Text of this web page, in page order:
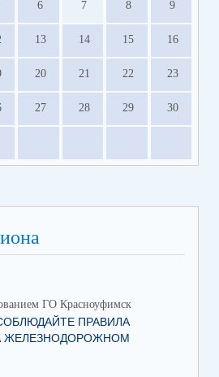
6 7 8 9
13 14 15 16
20 21 22 23
27 28 29 30
ГО Красноуфимск
ПРАВИЛА
ЖЕЛЕЗНОДОРОЖНОМ